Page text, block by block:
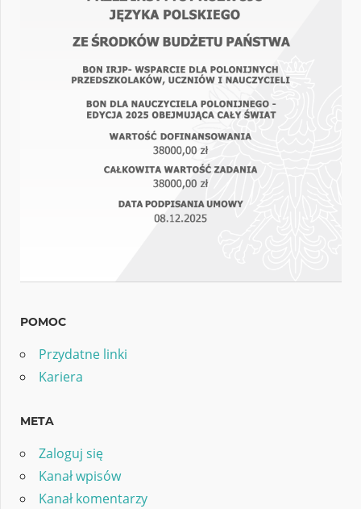
POMOC
Przydatne linki
Kariera
META
Zaloguj się
Kanał wpisów
Kanał komentarzy